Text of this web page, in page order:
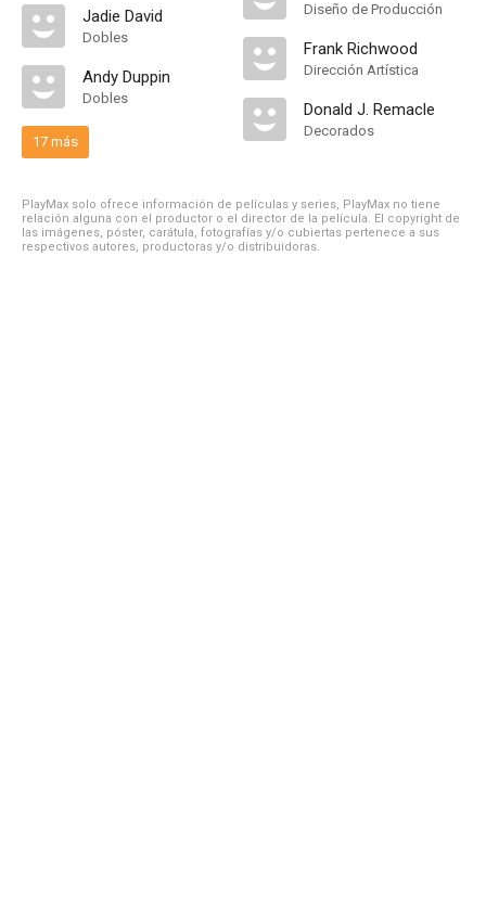
Jadie David
Dobles
Andy Duppin
Dobles
17 más
Diseño de Producción
Frank Richwood
Dirección Artística
Donald J. Remacle
Decorados
PlayMax solo ofrece información de películas y series, PlayMax no tiene
relación alguna con el productor o el director de la película. El copyright de
las imágenes, póster, carátula, fotografías y/o cubiertas pertenece a sus
respectivos autores, productoras y/o distribuidoras.